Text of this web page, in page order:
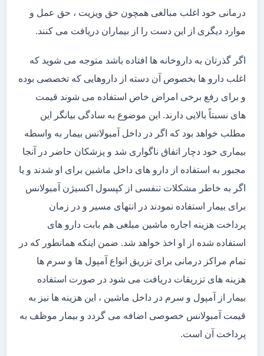
درمانی خود اغلب مبالغی همچون حق ویزیت ، حق عمل و
موارد دیگری از این دست را از بیماران دریافت می کنند.
اگر گذرتان به داروخانه ها افتاده باشد متوجه می شوید که
اغلب دارو ها بخصوص آن دسته از داروهایی که تخصصی بوده
و برای رفع برخی امراض خاص استفاده می شوند قیمت
های نسبتاً بالایی دارند. این موضوع به سادگی بیانگر این
مطلب خواهد بود که اگر در داخل آمبولانس بیمار به واسطه
بیماری خود دچار اتفاق ناگواری شد و پزشکان حاضر در آنجا
مجبور به استفاده از دارو های داخل ماشین برای او شدند و یا
اگر به خاطر مشکلات تنفسی از کپسول اکسیژن آمبولانس
برای بیمار استفاده نمودند در انتهای مسیر و در زمان
پرداخت هزینه اجاره ماشین مبلغی هم بابت دارو های
استفاده شده از او اخذ خواهد شد. ضمن اینکه همانطور که در
تمام مراکز درمانی برای تزریق انواع آمپول ها و سرم ها
هزینه های تزریقات دریافت می شود در صورت استفاده
بیمار از آمپول و سرم در داخل ماشین ، این هزینه ها نیز به
قیمت آمبولانس خصوصی اضافه می گردد و بیمار موظف به
پرداخت آن است.